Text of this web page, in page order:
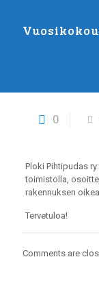
0
Ploki Pihtipudas
toimistolla,
rakennuksen
Tervetuloa!
Comments are